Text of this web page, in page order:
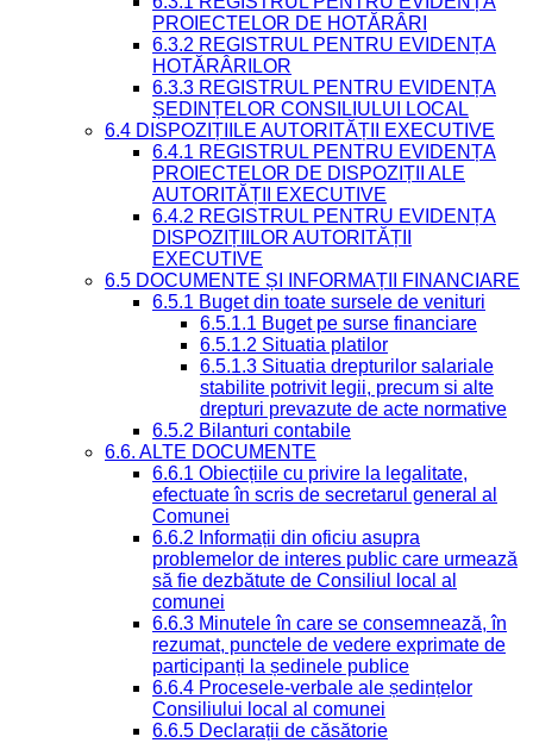
PROIECTELOR DE HOTĂRÂRI
6.3.2 REGISTRUL PENTRU EVIDENȚA
HOTĂRÂRILOR
6.3.3 REGISTRUL PENTRU EVIDENȚA
ȘEDINȚELOR CONSILIULUI LOCAL
6.4 DISPOZIȚIILE AUTORITĂȚII EXECUTIVE
6.4.1 REGISTRUL PENTRU EVIDENȚA
PROIECTELOR DE DISPOZIȚII ALE
AUTORITĂȚII EXECUTIVE
6.4.2 REGISTRUL PENTRU EVIDENȚA
DISPOZIȚIILOR AUTORITĂȚII
EXECUTIVE
6.5 DOCUMENTE ȘI INFORMAȚII FINANCIARE
6.5.1 Buget din toate sursele de venituri
6.5.1.1 Buget pe surse financiare
6.5.1.2 Situatia platilor
6.5.1.3 Situatia drepturilor salariale
stabilite potrivit legii, precum si alte
drepturi prevazute de acte normative
6.5.2 Bilanturi contabile
6.6. ALTE DOCUMENTE
6.6.1 Obiecțiile cu privire la legalitate,
efectuate în scris de secretarul general al
Comunei
6.6.2 Informații din oficiu asupra
problemelor de interes public care urmează
să fie dezbătute de Consiliul local al
comunei
6.6.3 Minutele în care se consemnează, în
rezumat, punctele de vedere exprimate de
participanți la ședinele publice
6.6.4 Procesele-verbale ale ședințelor
Consiliului local al comunei
6.6.5 Declarații de căsătorie